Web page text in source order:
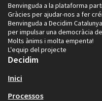
Benvinguda a la plataforma
Gràcies per ajudar-nos a fer
Benvinguda a Decidim
per impulsar una democràcia
Molts ànims i molta empenta!
L'equip del projecte
Decidim
Inici
Processos